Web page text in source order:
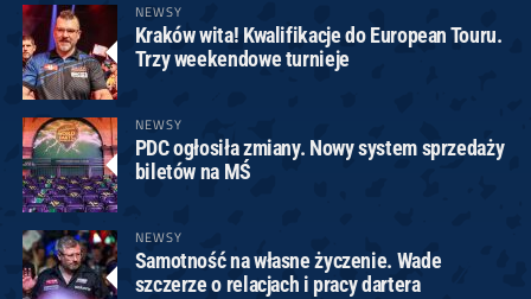
NEWSY
Kraków wita! Kwalifikacje do European Touru.
Trzy weekendowe turnieje
NEWSY
PDC ogłosiła zmiany. Nowy system sprzedaży
biletów na MŚ
NEWSY
Samotność na własne życzenie. Wade
szczerze o relacjach i pracy dartera